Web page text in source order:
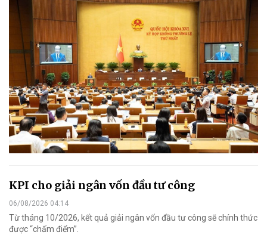
KPI cho giải ngân vốn đầu tư công
06/08/2026 04:14
Từ tháng 10/2026, kết quả giải ngân vốn đầu tư công sẽ chính thức
được “chấm điểm”.